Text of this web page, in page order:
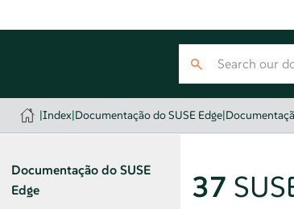
|Index|Documentação do SUSE Edge|
Documentação do SUSE
Edge
37